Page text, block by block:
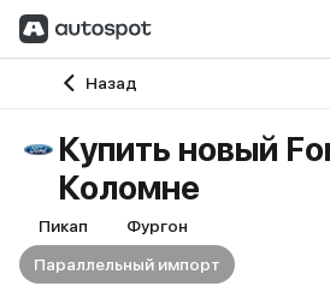
Назад
Главная
Купить новый
Коломне
Пикап
Фургон
Параллельный импорт